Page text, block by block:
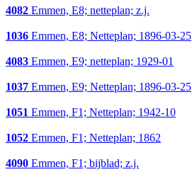
4082 Emmen, E8; netteplan; z.j.
1036 Emmen, E8; Netteplan; 1896-03-25
4083 Emmen, E9; netteplan; 1929-01
1037 Emmen, E9; Netteplan; 1896-03-25
1051 Emmen, F1; Netteplan; 1942-10
1052 Emmen, F1; Netteplan; 1862
4090 Emmen, F1; bijblad; z.j.